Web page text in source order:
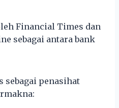
Financial Times dan
sebagai antara bank
sebagai penasihat